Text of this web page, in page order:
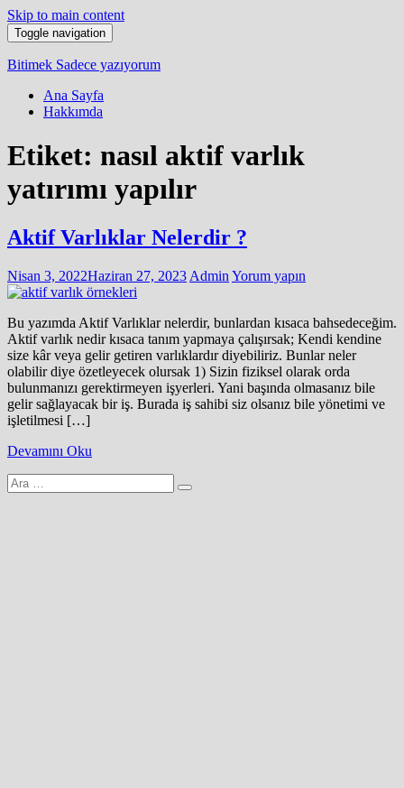
Skip to main content
Toggle navigation
Bitimek Sadece yazıyorum
Ana Sayfa
Hakkımda
Etiket: nasıl aktif varlık
yatırımı yapılır
Aktif Varlıklar Nelerdir ?
Nisan 3, 2022Haziran 27, 2023 Admin Yorum yapın
Bu yazımda Aktif Varlıklar nelerdir, bunlardan kısaca bahsedeceğim.
Aktif varlık nedir kısaca tanım yapmaya çalışırsak; Kendi kendine
size kâr veya gelir getiren varlıklardır diyebiliriz. Bunlar neler
olabilir diye özetleyecek olursak 1) Sizin fiziksel olarak orda
bulunmanızı gerektirmeyen işyerleri. Yani başında olmasanız bile
gelir sağlayacak bir iş. Burada iş sahibi siz olsanız bile yönetimi ve
işletilmesi […]
Devamını Oku
Arama
yap: